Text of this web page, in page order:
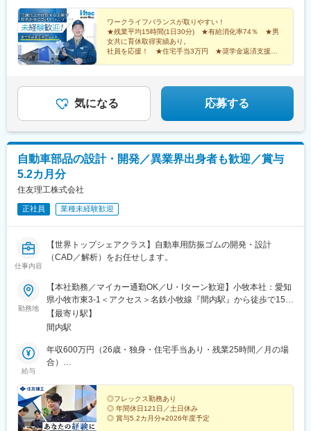
（約4か月分）
ワークライフバランスが取りやすい！
★残業平均15時間(1日30分) ★有給消化率74％ ★男
女共に育休取得実績あり。
社員を応援！ ★住宅手当3万円 ★奨学金返済支援
気になる 応募する
自動車部品の設計・開発／異業界出身者も歓迎／賞与
5.2カ月分
住友理工株式会社
正社員 業種未経験歓迎
仕事内容
【世界トップシェアクラス】自動車用防振ゴムの開発・設計
（CAD／解析）をお任せします。
勤務地
【本社勤務／マイカー通勤OK／U・Iターン歓迎】小牧本社：愛知
県小牧市東3-1＜アクセス＞名鉄小牧線『間内駅』から徒歩で15分
◎グローバルに活躍することも可能！海外展開をしている当社で
は、海外出張や本人の希望により将来的には海外赴任のチャンス
含む異動が発生する可能性があります。※受動喫煙対策：敷地内全
面禁煙※リモートワーク相談可
【最寄り駅】
間内駅
給与
年収600万円（26歳・独身・住宅手当あり・残業25時間／月の場
合）
月の場合）
◎フレックス勤務あり
◎ 年間休日121日／土日休み
◎ 賞与5.2カ月分※2026年度予定